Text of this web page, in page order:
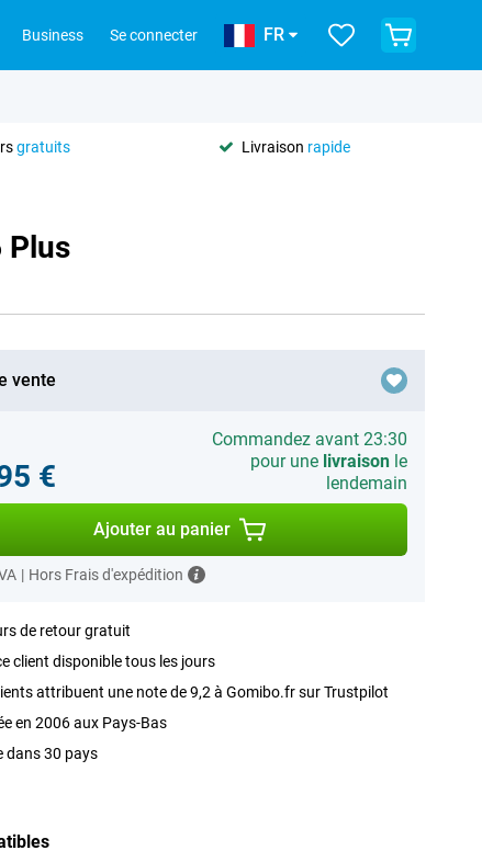
Business Se connecter FR
gratuits Livraison rapide
Plus
vente
€
Commandez avant 23:30
pour une livraisonle
lendemain
Ajouter au panier
| Hors Frais d'expédition
de retour gratuit
client disponible tous les jours
attribuent une note de 9,2 à Gomibo.fr sur Trustpilot
en 2006 aux Pays-Bas
dans 30 pays